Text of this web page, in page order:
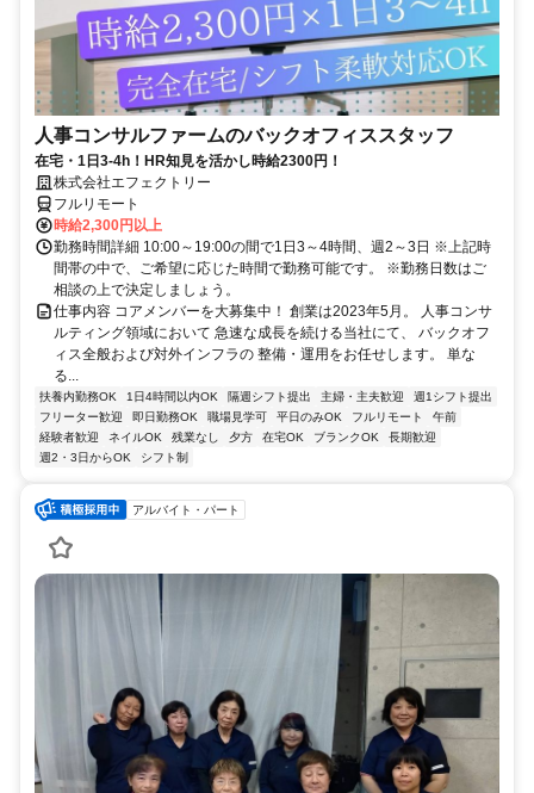
人事コンサルファームのバックオフィススタッフ
在宅・1日3-4h！HR知見を活かし時給2300円！
株式会社エフェクトリー
フルリモート
時給2,300円以上
勤務時間詳細 10:00～19:00の間で1日3～4時間、週2～3日 ※上記時
間帯の中で、ご希望に応じた時間で勤務可能です。 ※勤務日数はご
相談の上で決定しましょう。
仕事内容 コアメンバーを大募集中！ 創業は2023年5月。 人事コンサ
ルティング領域において 急速な成長を続ける当社にて、 バックオフ
ィス全般および対外インフラの 整備・運用をお任せします。 単な
る...
扶養内勤務OK 1日4時間以内OK 隔週シフト提出 主婦・主夫歓迎
週1シフト提出
フリーター歓迎
即日勤務OK 職場見学可 平日のみOK フルリモート
午前
経験者歓迎
ネイルOK 残業なし 夕方 在宅OK ブランクOK
長期歓迎
週2・3日からOK
シフト制
アルバイト・パート